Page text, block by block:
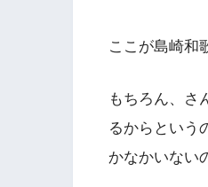
ここが島崎和
もちろん、さ
るからという
かなかいない